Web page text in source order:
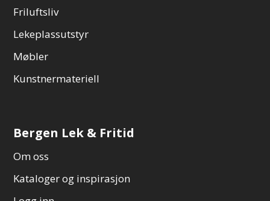
Friluftsliv
Lekeplassutstyr
Møbler
Kunstnermateriell
Bergen Lek & Fritid
Om oss
Kataloger og inspirasjon